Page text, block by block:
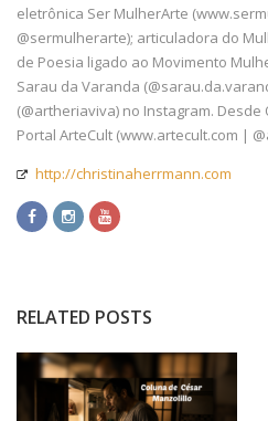
eletrônica Ser MulherArte
@sermulherarte); articuladora do
de Poesia ligado ao Movimento
Sarau da Varanda
(@artheriaviva) no Instagram.
Portal ArteCult (www.artecult.com |
http://christinaherrmann.com
RELATED POSTS